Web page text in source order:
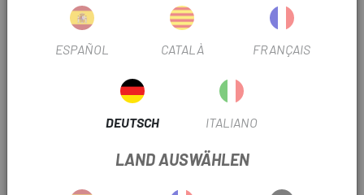
Molekulargewicht/die Osmolarität zu kontrollieren, und das
Es wird im Darm vom SLGT-1-Transporter absorbiert und in
Glukose umgewandelt, um zu las zu gelangen und diese
ESPAÑOL CATALÀ FRANÇAIS
DEUTSCH ITALIANO
LAND AUSWÄHLEN